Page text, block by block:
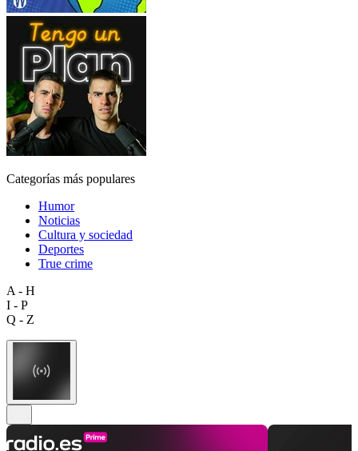
Categorías más populares
Humor
Noticias
Cultura y sociedad
Deportes
True crime
A - H
I - P
Q - Z